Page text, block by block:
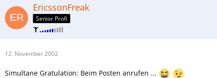
EricssonFreak
Senior Profi
12. November 2002
Simultane Gratulation: Beim Posten anrufen ...